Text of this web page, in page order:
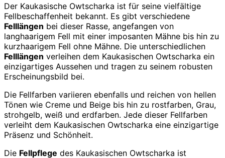
Der Kaukasische Owtscharka ist für seine vielfältige
Fellbeschaffenheit bekannt. Es gibt verschiedene
Felllängen bei dieser Rasse, angefangen von
langhaarigem Fell mit einer imposanten Mähne bis hin zu
kurzhaarigem Fell ohne Mähne. Die unterschiedlichen
Felllängen verleihen dem Kaukasischen Owtscharka ein
einzigartiges Aussehen und tragen zu seinem robusten
Erscheinungsbild bei.
Die Fellfarben variieren ebenfalls und reichen von hellen
Tönen wie Creme und Beige bis hin zu rostfarben, Grau,
strohgelb, weiß und erdfarben. Jede dieser Fellfarben
verleiht dem Kaukasischen Owtscharka eine einzigartige
Präsenz und Schönheit.
Die Fellpflege des Kaukasischen Owtscharka ist